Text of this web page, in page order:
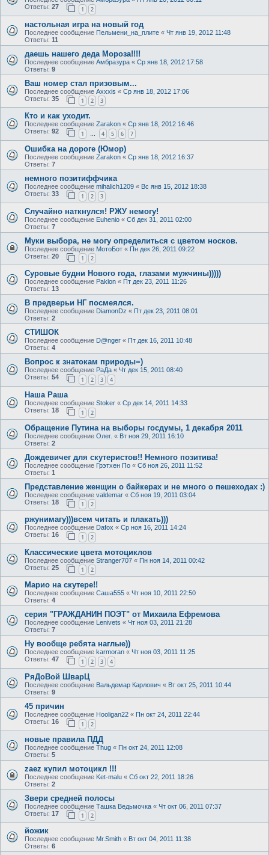
Ответы: 27 1 2
настольная игра на новый год
Последнее сообщение Пельмени_на_плите « Чт янв 19, 2012 11:48
Ответы: 11
даешь нашего деда Мороза!!!!
Последнее сообщение Амбразура « Ср янв 18, 2012 17:58
Ответы: 9
Ваш номер стал призовым...
Последнее сообщение Axxxis « Ср янв 18, 2012 17:06
Ответы: 35 1 2 3
Кто и как уходит.
Последнее сообщение Zarakon « Ср янв 18, 2012 16:46
Ответы: 92 1 … 4 5 6 7
Ошибка на дороге (Юмор)
Последнее сообщение Zarakon « Ср янв 18, 2012 16:37
Ответы: 7
немного позитиффчика
Последнее сообщение mihalich1209 « Вс янв 15, 2012 18:38
Ответы: 33 1 2 3
Случайно наткнулся! РЖУ немогу!
Последнее сообщение Euhenio « Сб дек 31, 2011 02:00
Ответы: 7
Муки выбора, не могу определиться с цветом носков.
Последнее сообщение МотоБот « Пн дек 26, 2011 09:22
Ответы: 20 1 2
Суровые будни Нового года, глазами мужчины)))))
Последнее сообщение Paklon « Пт дек 23, 2011 11:26
Ответы: 13
В предверьи НГ посмеялся.
Последнее сообщение DiamonDz « Пт дек 23, 2011 08:01
Ответы: 2
СТИШОК
Последнее сообщение D@nger « Пт дек 16, 2011 10:48
Ответы: 4
Вопрос к знатокам природы=)
Последнее сообщение РаДа « Чт дек 15, 2011 08:40
Ответы: 54 1 2 3 4
Наша Раша
Последнее сообщение Stoker « Ср дек 14, 2011 14:33
Ответы: 18 1 2
Обращение Путина на выборы госдумы, 1 декабря 2011
Последнее сообщение Олег. « Вт ноя 29, 2011 16:10
Ответы: 2
Дождевичег для скутеристов!! Немного позитива!
Последнее сообщение Грэтхен По « Сб ноя 26, 2011 11:52
Ответы: 1
Представление женщин о байкерах и не много о пешеходах :)
Последнее сообщение valdemar « Сб ноя 19, 2011 03:04
Ответы: 18 1 2
ржунимагу)))всем читать и плакать)))
Последнее сообщение Dafox « Ср ноя 16, 2011 14:24
Ответы: 16 1 2
Классические цвета мотоциклов
Последнее сообщение Stranger707 « Пн ноя 14, 2011 00:42
Ответы: 25 1 2
Марио на скутере!!
Последнее сообщение Саша555 « Чт ноя 10, 2011 22:50
Ответы: 4
серия "ГРАЖДАНИН ПОЭТ" от Михаила Ефремова
Последнее сообщение Lenivets « Чт ноя 03, 2011 21:28
Ответы: 7
Ну вообще ребята наглые))
Последнее сообщение karmoran « Чт ноя 03, 2011 11:25
Ответы: 47 1 2 3 4
РяДоВой ШварЦ
Последнее сообщение Вальдемар Карлович « Вт окт 25, 2011 10:44
Ответы: 9
45 причин
Последнее сообщение Hooligan22 « Пн окт 24, 2011 22:44
Ответы: 16 1 2
новые правила ПДД
Последнее сообщение Thug « Пн окт 24, 2011 12:08
Ответы: 5
zaez купил мотоцикл !!!
Последнее сообщение Ket-malu « Сб окт 22, 2011 18:26
Ответы: 2
Звери средней полосы
Последнее сообщение Ташка Ведьмочка « Чт окт 06, 2011 07:37
Ответы: 17 1 2
йожик
Последнее сообщение Mr.Smith « Вт окт 04, 2011 11:38
Ответы: 6